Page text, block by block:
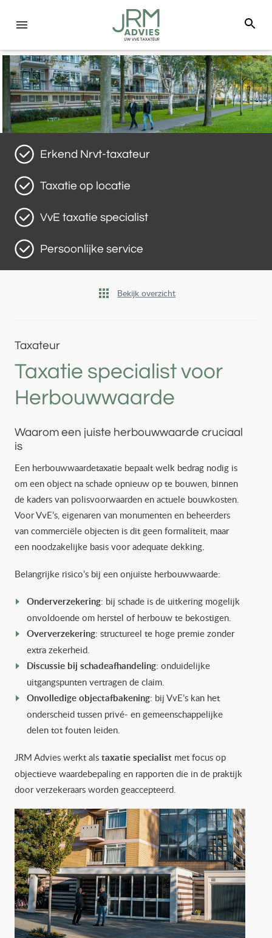
Erkend Nrvt-taxateur
Taxatie op locatie
VvE taxatie specialist
Persoonlijke service
Bekijk overzicht
Taxateur
Taxatie specialist voor
Herbouwwaarde
Waarom een juiste herbouwwaarde cruciaal
is
Een herbouwwaardetaxatie bepaalt welk bedrag nodig is
om een object na schade opnieuw op te bouwen, binnen
de kaders van polisvoorwaarden en actuele bouwkosten.
Voor VvE’s, eigenaren van monumenten en beheerders
van commerciële objecten is dit geen formaliteit, maar
een noodzakelijke basis voor adequate dekking.
Belangrijke risico’s bij een onjuiste herbouwwaarde:
Onderverzekering: bij schade is de uitkering mogelijk
onvoldoende om herstel of herbouw te bekostigen.
Oververzekering: structureel te hoge premie zonder
extra zekerheid.
Discussie bij schadeafhandeling: onduidelijke
uitgangspunten vertragen de claim.
Onvolledige objectafbakening: bij VvE’s kan het
onderscheid tussen privé- en gemeenschappelijke
delen tot fouten leiden.
JRM Advies werkt als taxatie specialist met focus op
objectieve waardebepaling en rapporten die in de praktijk
door verzekeraars worden geaccepteerd.